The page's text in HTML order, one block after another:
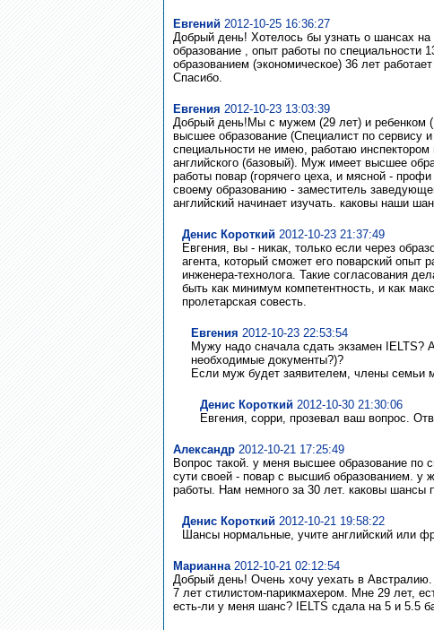
Евгений 2012-10-25 16:36:27
Добрый день! Хотелось бы узнать о шансах
образование , опыт работы по специальности
образованием (экономическое) 36 лет
Спасибо.
Евгения 2012-10-23 13:03:39
Добрый день!Мы с мужем (29 лет) и
высшее образование (Специалист по сервису
специальности не имею, работаю
английского (базовый). Муж имеет высшее
работы повар (горячего цеха, и мясной -
своему образованию - заместитель
английский начинает изучать. каковы наши
Денис Короткий 2012-10-23 21:37:49
Евгения, вы - никак, только если через
агента, который сможет его поварский
инженера-технолога. Такие согласования
быть как минимум компетентность, и как
пролетарская совесть.
Евгения 2012-10-23 22:53:54
Мужу надо сначала сдать экзамен IELTS?
необходимые документы?)?
Если муж будет заявителем, члены семьи
Денис Короткий 2012-10-30 21:30:06
Евгения, сорри, прозевал ваш вопрос.
Александр 2012-10-21 17:25:49
Вопрос такой. у меня высшее образование по
сути своей - повар с высшиб образованием. у
работы. Нам немного за 30 лет. каковы шансы
Денис Короткий 2012-10-21 19:58:22
Шансы нормальные, учите английский или
Марианна2012-10-21 02:12:54
Добрый день! Очень хочу уехать в
7 лет стилистом-парикмахером. Мне 29 лет,
есть-ли у меня шанс? IELTS сдала на 5 и 5.5